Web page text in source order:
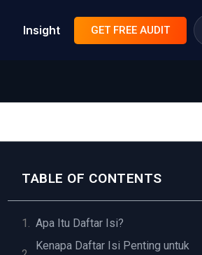
Insight GET FREE AUDIT
TABLE OF CONTENTS
Apa Itu Daftar Isi?
Kenapa Daftar Isi Penting untuk